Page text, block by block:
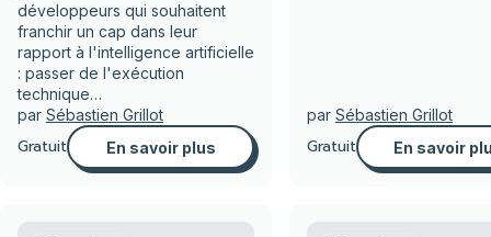
développeurs qui souhaitent
franchir un cap dans leur
rapport à l'intelligence artificielle
: passer de l'exécution
technique…
par Sébastien Grillot
Gratuit En savoir plus
par Sébastien Grillot
Gratuit En savoir